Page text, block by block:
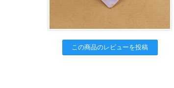
この商品のレビューを投稿